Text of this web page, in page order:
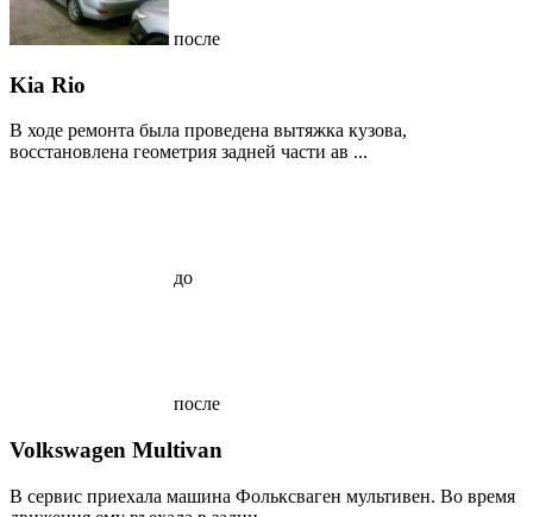
после
Kia Rio
В ходе ремонта была проведена вытяжка кузова,
восстановлена геометрия задней части ав ...
до
после
Volkswagen Multivan
В сервис приехала машина Фольксваген мультивен. Во время